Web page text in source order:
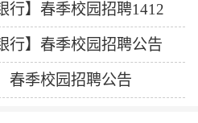
行】春季校园招聘1412
行】春季校园招聘公告
春季校园招聘公告